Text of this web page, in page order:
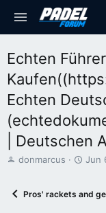
Echten
Echten
| Deutschen
T
donmarcus
S
r
Jun
Pros' rackets and